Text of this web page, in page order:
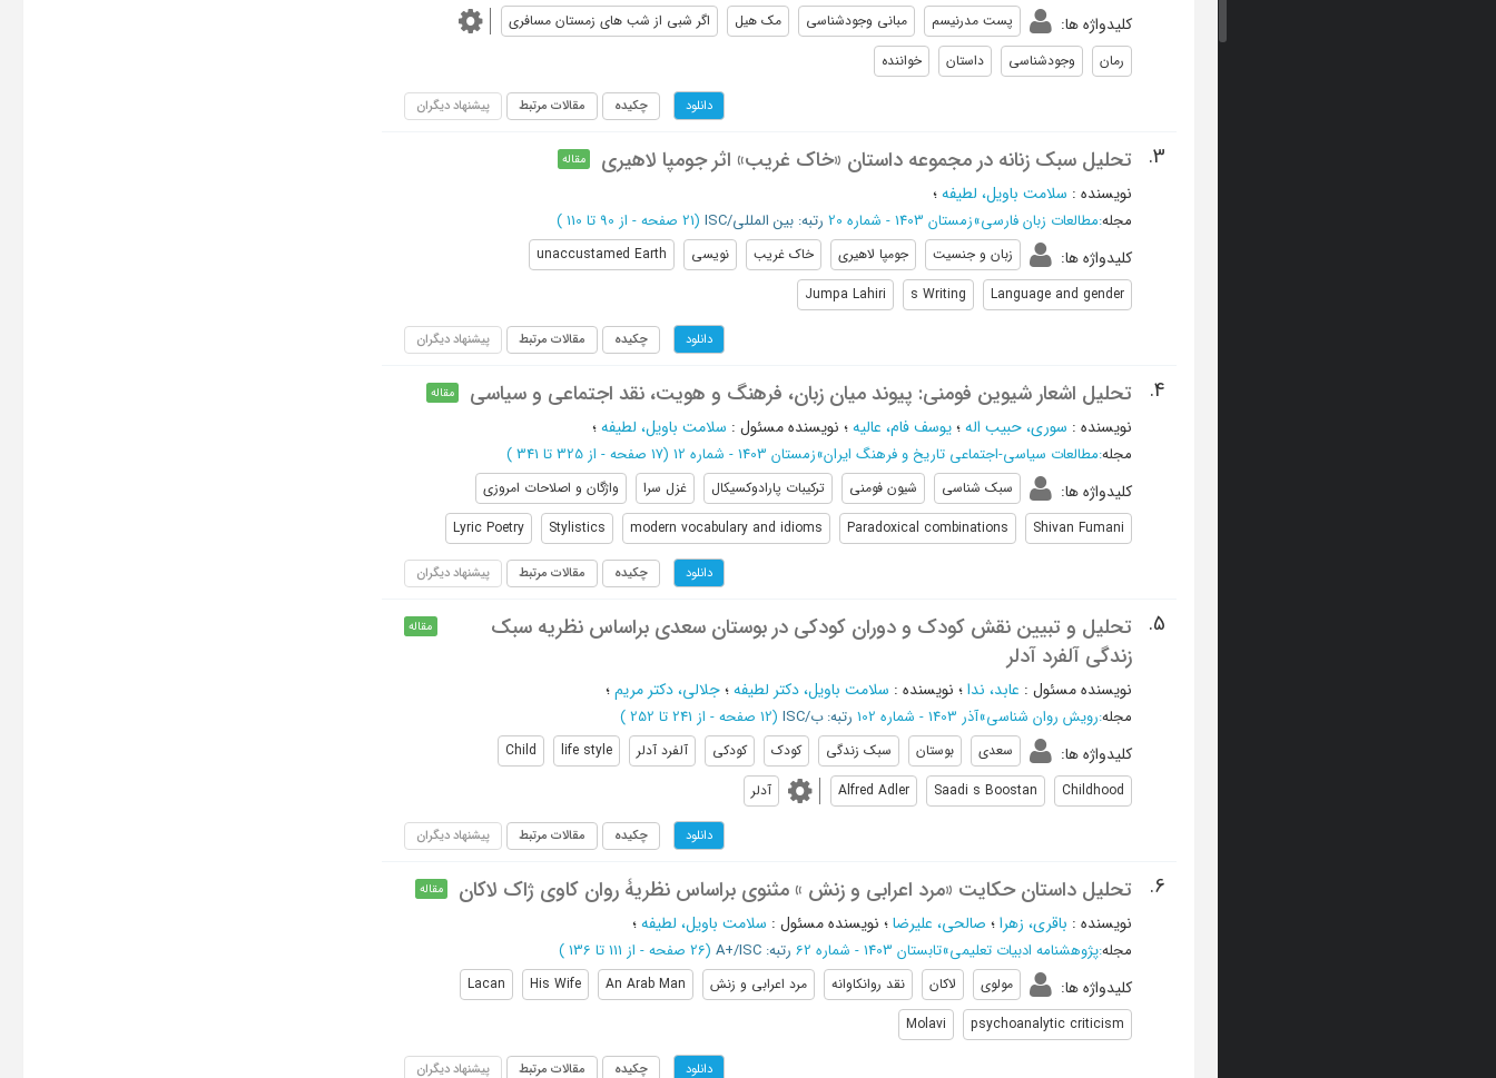
کلیدواژه ها: پست مدرنیسم مبانی وجودشناسی مک هیل
اگر شبی از شب های زمستان مسافری
رمان
وجودشناسی داستان خواننده
دانلود چکیده مقالات مرتبط پیشنهاد دیگران
3. تحلیل سبک زنانه در مجموعه داستان «خاک غریب» اثر جومپا لاهیری مقاله
نویسنده : سلامت باویل، لطیفه؛
مجله:مطالعات زبان فارسی»زمستان 1403 - شماره 20 رتبه: بین المللی/ISC (‎21 صفحه - از 90 تا 110 )
کلیدواژه ها: زبان و جنسیت جومپا لاهیری خاک غریب نویسی
unaccustamed Earth
Language and gender
s Writing
Jumpa Lahiri
دانلود چکیده مقالات مرتبط پیشنهاد دیگران
4. تحلیل اشعار شیوین فومنی: پیوند میان زبان، فرهنگ و هویت، نقد اجتماعی و سیاسی مقاله
نویسنده : سوری، حبیب اله؛یوسف فام، عالیه؛ نویسنده مسئول : سلامت باویل، لطیفه؛
مجله:مطالعات سیاسی-اجتماعی تاریخ و فرهنگ ایران»زمستان 1403 - شماره 12 (‎17 صفحه - از 325 تا 341 )
کلیدواژه ها: سبک شناسی شیون فومنی ترکیبات پارادوکسیکال غزل سرا
واژگان و اصلاحات امروزی
Shivan Fumani
Paradoxical combinations
modern vocabulary and idioms
Stylistics
Lyric Poetry
دانلود چکیده مقالات مرتبط پیشنهاد دیگران
5.
تحلیل و تبیین نقش کودک و دوران کودکی در بوستان سعدی براساس نظریه سبک
زندگی آلفرد آدلر
مقاله
نویسنده مسئول : عابد، ندا؛ نویسنده : سلامت باویل، دکتر لطیفه؛جلالی، دکتر مریم؛
مجله:رویش روان شناسی»آذر 1403 - شماره 102 رتبه: ب/ISC (‎12 صفحه - از 241 تا 252 )
کلیدواژه ها: سعدی بوستان سبک زندگی کودک کودکی آلفرد آدلر life style
Child
Childhood
Saadi s Boostan
Alfred Adler آدلر
دانلود چکیده مقالات مرتبط پیشنهاد دیگران
6. تحلیل داستان حکایت «مرد اعرابی و زنش » مثنوی براساس نظریۀ روان کاوی ژاک لاکان مقاله
نویسنده : باقری، زهرا؛ صالحی، علیرضا؛ نویسنده مسئول : سلامت باویل، لطیفه؛
مجله:پژوهشنامه ادبیات تعلیمی»تابستان 1403 - شماره 62 رتبه: A+/ISC (‎26 صفحه - از 111 تا 136 )
کلیدواژه ها: مولوی لاکان نقد روانکاوانه مرد اعرابی و زنش An Arab Man
His Wife
Lacan
psychoanalytic criticism
Molavi
دانلود چکیده مقالات مرتبط پیشنهاد دیگران